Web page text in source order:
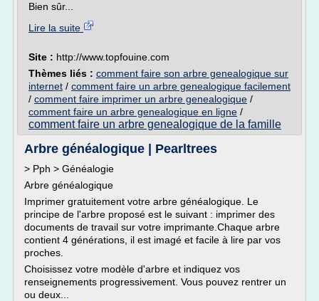
Bien sûr...
Lire la suite
Site : http://www.topfouine.com
Thèmes liés : comment faire son arbre genealogique sur
internet / comment faire un arbre genealogique facilement
/ comment faire imprimer un arbre genealogique /
comment faire un arbre genealogique en ligne /
comment faire un arbre genealogique de la famille
Arbre généalogique | Pearltrees
> Pph > Généalogie
Arbre généalogique
Imprimer gratuitement votre arbre généalogique. Le
principe de l'arbre proposé est le suivant : imprimer des
documents de travail sur votre imprimante.Chaque arbre
contient 4 générations, il est imagé et facile à lire par vos
proches.
Choisissez votre modèle d'arbre et indiquez vos
renseignements progressivement. Vous pouvez rentrer un
ou deux...